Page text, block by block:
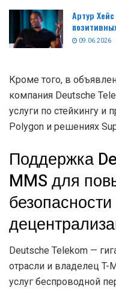
Артур
09.06.2026
Кроме того, в
компания Deutsche
услуги по стейкингу и
Polygon и решениях
Поддержка
MMS для
Deutsche Telekom —
отрасли и владелец
услуг беспроводной